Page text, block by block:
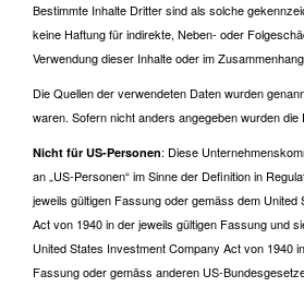
Bestimmte Inhalte Dritter sind als solche
keine Haftung für indirekte, Neben- oder
Verwendung dieser Inhalte oder im
Die Quellen der verwendeten Daten wurden
waren. Sofern nicht anders angegeben wurden die
Nicht für US-Personen: Diese
an „US-Personen“ im Sinne der Definition in
jeweils gültigen Fassung oder gemäss dem United
Act von 1940 in der jeweils gültigen Fassung und
United States Investment Company Act von 1940
Fassung oder gemäss anderen US-